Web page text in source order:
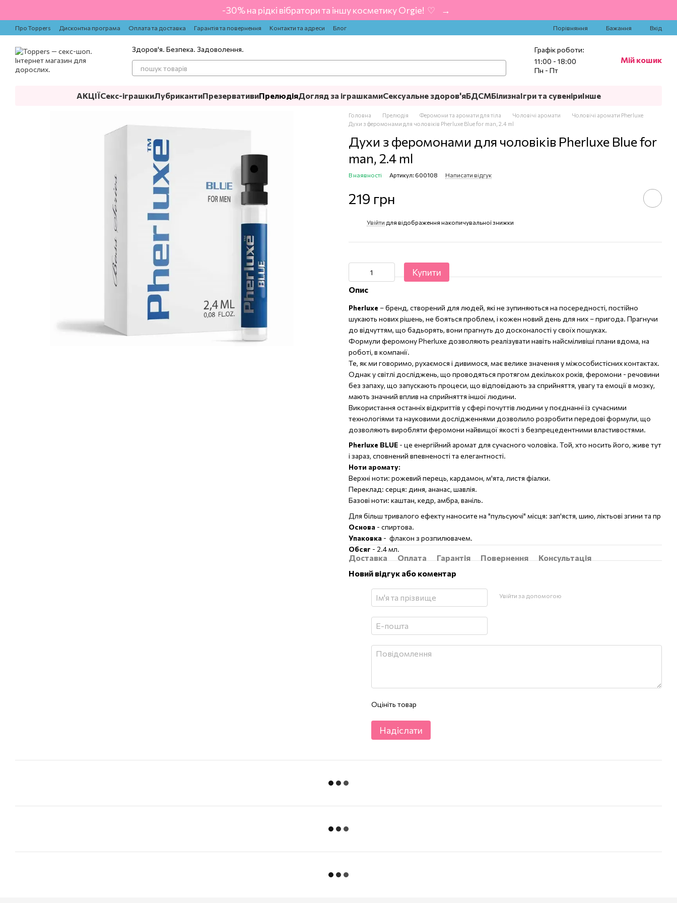
-30% на рідкі вібратори та іншу косметику Orgie! ‍ ♡ ‍ → ‍
Про Toppers Дисконтна програма Оплата та доставка Гарантія та повернення Контакти та адреси Блог Порівняння Бажання Вхід
Здоров'я. Безпека. Задоволення.
Графік роботи:
11:00 - 18:00
Пн - Пт
Мій кошик
АКЦІЇСекс-іграшкиЛубрикантиПрезервативиПрелюдіяДогляд за іграшкамиСексуальне здоров'яБДСМБілизнаІгри та сувеніриІнше
Головна Прелюдія Феромони та аромати для тіла Чоловічі аромати
Чоловічі аромати Pherluxe
Духи з феромонами для чоловіків Pherluxe Blue for man, 2.4 ml
Духи з феромонами для чоловіків Pherluxe Blue for
man, 2.4 ml
В наявності Артикул: 600108 Написати відгук
219 грн
Увійти для відображення накопичувальної знижки
Купити
Опис
Pherluxe – бренд, створений для людей, які не зупиняються на посередності, постійно
шукають нових рішень, не бояться проблем, і кожен новий день для них – пригода. Прагнучи
до відчуттям, що бадьорять, вони прагнуть до досконалості у своїх пошуках.
Формули феромону Pherluxe дозволяють реалізувати навіть найсміливіші плани вдома, на
роботі, в компанії.
Те, як ми говоримо, рухаємося і дивимося, має велике значення у міжособистісних контактах.
Однак у світлі досліджень, що проводяться протягом декількох років, феромони - речовини
без запаху, що запускають процеси, що відповідають за сприйняття, увагу та емоції в мозку,
мають значний вплив на сприйняття іншої людини.
Використання останніх відкриттів у сфері почуттів людини у поєднанні із сучасними
технологіями та науковими дослідженнями дозволило розробити передові формули, що
дозволяють виробляти феромони найвищої якості з безпрецедентними властивостями.
Pherluxe BLUE - це енергійний аромат для сучасного чоловіка. Той, хто носить його, живе тут
і зараз, сповнений впевненості та елегантності.
Ноти аромату:
Верхні ноти: рожевий перець, кардамон, м'ята, листя фіалки.
Переклад: серця: диня, ананас, шавлія.
Базові ноти: каштан, кедр, амбра, ваніль.
Для більш тривалого ефекту наносите на "пульсуючі" місця: зап'ястя, шию, ліктьові згини та пр
Основа - спиртова.
Упаковка - флакон з розпилювачем.
Обсяг - 2.4 мл.
Доставка Оплата Гарантія Повернення
Консультація
Новий відгук або коментар
Увійти за допомогою
Оцініть товар
Надіслати